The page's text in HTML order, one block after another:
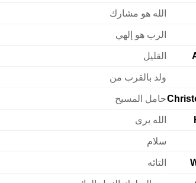
الله هو مشارك
الرب هو إلهي
القليل
ولد بالقرب من
حامل المسيح
الله يرى
سلام
التائه